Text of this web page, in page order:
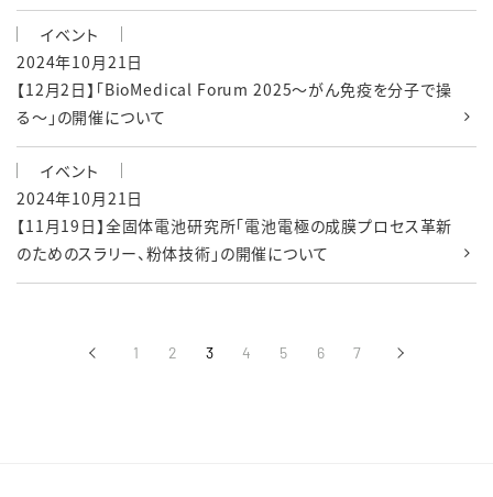
イベント
2024年10月21日
【12月2日】「BioMedical Forum 2025～がん免疫を分子で操
る～」の開催について
イベント
2024年10月21日
【11月19日】全固体電池研究所「電池電極の成膜プロセス革新
のためのスラリー、粉体技術」の開催について
‹前へ 1 2 3 4 5 6 7 ›次へ